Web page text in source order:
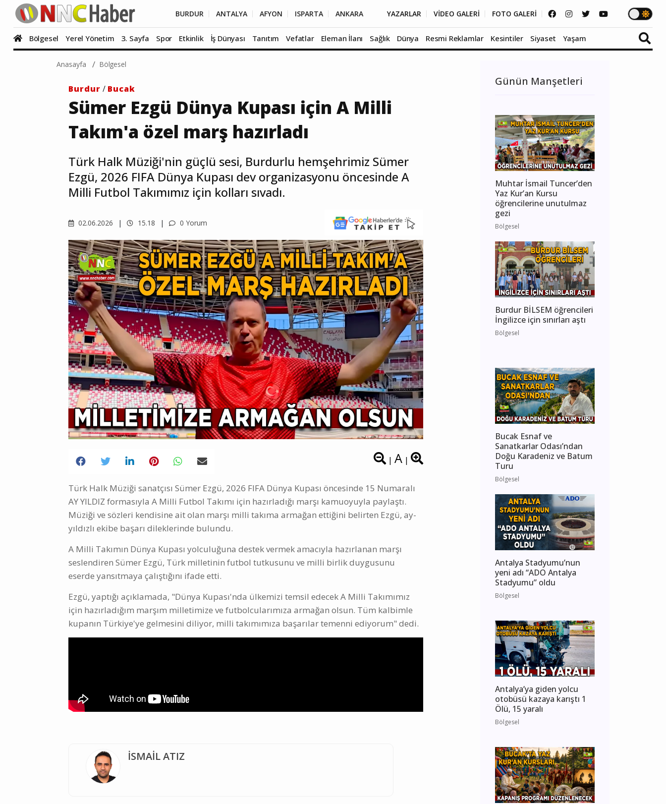
BURDUR ANTALYA AFYON ISPARTA ANKARA YAZARLAR VİDEO GALERİ FOTO GALERİ
Bölgesel Yerel Yönetim 3. Sayfa Spor Etkinlik İş Dünyası Tanıtım Vefatlar Eleman İlanı Sağlık Dünya Resmi Reklamlar Kesintiler Siyaset Yaşam
Anasayfa Bölgesel
Burdur / Bucak
Sümer Ezgü Dünya Kupası için A Milli
Takım'a özel marş hazırladı
Türk Halk Müziği'nin güçlü sesi, Burdurlu hemşehrimiz Sümer
Ezgü, 2026 FIFA Dünya Kupası dev organizasyonu öncesinde A
Milli Futbol Takımımız için kolları sıvadı.
02.06.2026 15.18 0 Yorum
| A|
Türk Halk Müziği sanatçısı Sümer Ezgü, 2026 FIFA Dünya Kupası öncesinde 15 Numaralı
AY YILDIZ formasıyla A Milli Futbol Takımı için hazırladığı marşı kamuoyuyla paylaştı.
Müziği ve sözleri kendisine ait olan marşı milli takıma armağan ettiğini belirten Ezgü, ay-
yıldızlı ekibe başarı dileklerinde bulundu.
A Milli Takımın Dünya Kupası yolculuğuna destek vermek amacıyla hazırlanan marşı
seslendiren Sümer Ezgü, Türk milletinin futbol tutkusunu ve milli birlik duygusunu
eserde yansıtmaya çalıştığını ifade etti.
Ezgü, yaptığı açıklamada, "Dünya Kupası'nda ülkemizi temsil edecek A Milli Takımımız
için hazırladığım marşım milletimize ve futbolcularımıza armağan olsun. Tüm kalbimle
kupanın Türkiye'ye gelmesini diliyor, milli takımımıza başarılar temenni ediyorum" dedi.
İSMAİL ATIZ
Günün Manşetleri
Muhtar İsmail Tuncer’den
Yaz Kur’an Kursu
öğrencilerine unutulmaz
gezi
Bölgesel
Burdur BİLSEM öğrencileri
İngilizce için sınırları aştı
Bölgesel
Bucak Esnaf ve
Sanatkarlar Odası’ndan
Doğu Karadeniz ve Batum
Turu
Bölgesel
Antalya Stadyumu’nun
yeni adı “ADO Antalya
Stadyumu” oldu
Bölgesel
Antalya’ya giden yolcu
otobüsü kazaya karıştı 1
Ölü, 15 yaralı
Bölgesel